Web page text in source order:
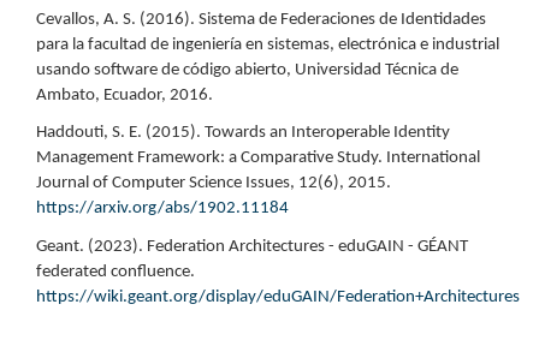
Cevallos, A. S. (2016). Sistema de Federaciones de Identidades
para la facultad de ingeniería en sistemas, electrónica e industrial
usando software de código abierto, Universidad Técnica de
Ambato, Ecuador, 2016.
Haddouti, S. E. (2015). Towards an Interoperable Identity
Management Framework: a Comparative Study. International
Journal of Computer Science Issues, 12(6), 2015.
https://arxiv.org/abs/1902.11184
Geant. (2023). Federation Architectures - eduGAIN - GÉANT
federated confluence.
https://wiki.geant.org/display/eduGAIN/Federation+Architectures